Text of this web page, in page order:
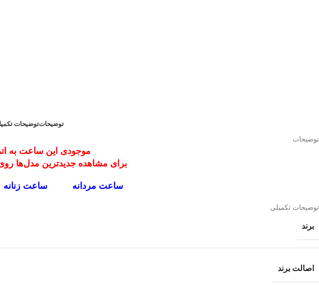
توضیحاتتوضیحات
توضیحات
موجودی این ساعت به
برای مشاهده جدیدترین مدل‌ها
ساعت مردانه ساعت زنانه
توضیحات تکمیلی
برند
اصالت برند